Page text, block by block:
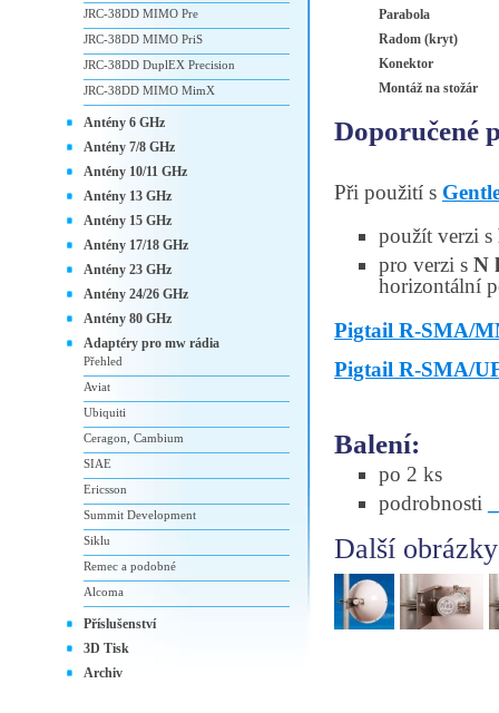
Parabola
Radom (kryt)
Konektor
Montáž na stožár
Doporučené
Při použití s
použít verzi s
pro verzi s N
horizontální
Pigtail R-SMA/
Pigtail R-SMA/
Balení:
po 2 ks
podrobnosti
Další
JRC-38DD MIMO Pre
JRC-38DD MIMO PriS
JRC-38DD DuplEX Precision
JRC-38DD MIMO MimX
Antény 6 GHz
Antény 7/8 GHz
Antény 10/11 GHz
Antény 13 GHz
Antény 15 GHz
Antény 17/18 GHz
Antény 23 GHz
Antény 24/26 GHz
Antény 80 GHz
Adaptéry pro mw rádia
Přehled
Aviat
Ubiquiti
Ceragon, Cambium
SIAE
Ericsson
Summit Development
Siklu
Remec a podobné
Alcoma
Příslušenství
3D Tisk
Archiv